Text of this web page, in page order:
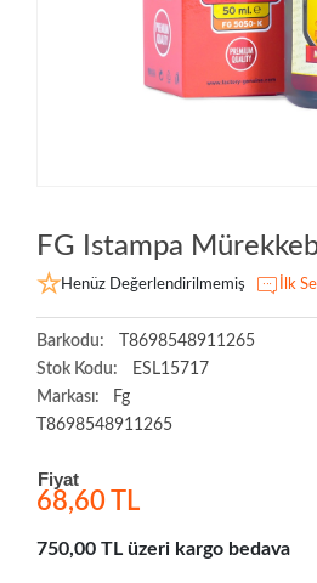
FG Istampa
Henüz Değerlendirilmemiş İlk
Barkodu:
T8698548911265
Stok Kodu:
ESL15717
Markası:
Fg
T8698548911265
Fiyat
68,60 TL
750,00 TL üzeri kargo bedava